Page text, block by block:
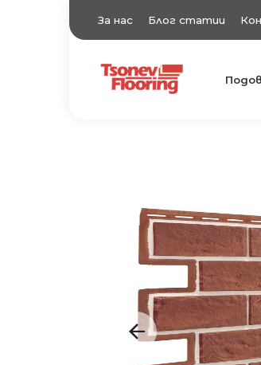
За нас Блог статии
TsonevFlooring
Подови настилки